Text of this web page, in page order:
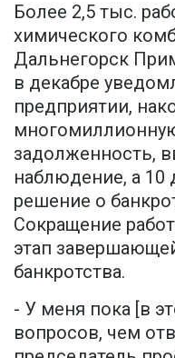
Более 2,5 тыс.
химического
Дальнегорск
в декабре
предприятии,
задолженность,
наблюдение, а 10
решение о
Сокращение
этап
банкротства.
- У меня пока [в
вопросов, чем